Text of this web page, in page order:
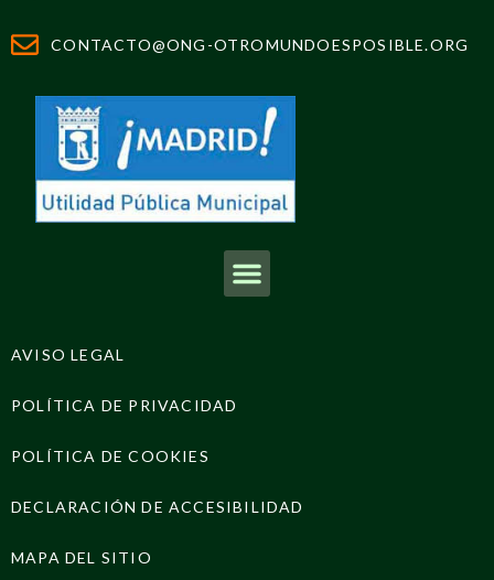
CONTACTO@ONG-OTROMUNDOESPOSIBLE.ORG
AVISO LEGAL
POLÍTICA DE PRIVACIDAD
POLÍTICA DE COOKIES
DECLARACIÓN DE ACCESIBILIDAD
MAPA DEL SITIO